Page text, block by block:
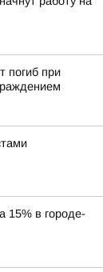
погиб при
15% в городе-